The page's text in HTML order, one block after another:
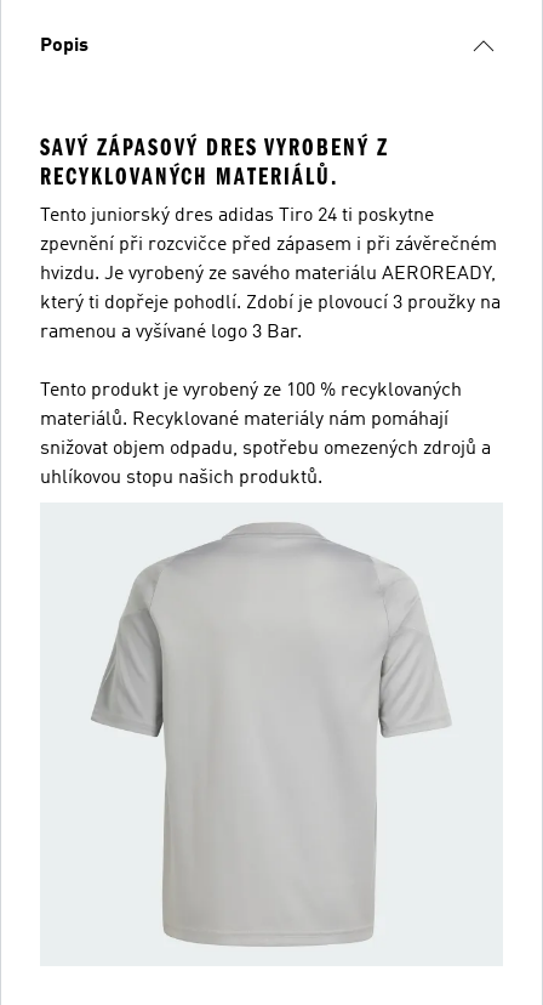
Popis
SAVÝ ZÁPASOVÝ DRES VYROBENÝ Z
RECYKLOVANÝCH MATERIÁLŮ.
Tento juniorský dres adidas Tiro 24 ti poskytne
zpevnění při rozcvičce před zápasem i při závěrečném
hvizdu. Je vyrobený ze savého materiálu AEROREADY,
který ti dopřeje pohodlí. Zdobí je plovoucí 3 proužky na
ramenou a vyšívané logo 3 Bar.
Tento produkt je vyrobený ze 100 % recyklovaných
materiálů. Recyklované materiály nám pomáhají
snižovat objem odpadu, spotřebu omezených zdrojů a
uhlíkovou stopu našich produktů.